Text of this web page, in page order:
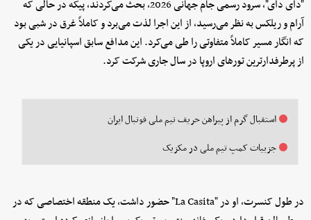
"دای دای"، سرود رسمی جام جهانی 2026، بحث می‌کردند، پیکه در حالی که
آرام و ریلکس به نظر می‌رسید، از این اجرا لذت می‌برد و کاملاً غرق در شبی بود
که انگار مسیر کاملاً متفاوتی را طی می‌کرد. این مدافع سابق اسپانیایی در یکی
از پرطرفدارترین تورهای اروپا در سال جاری شرکت کرد.
استقبال گرم از پیراهن حریف تیم ملی فوتبال ایران
جزییات کمپ تیم ملی در مکزیک
در طول کنسرت، او در "La Casita" حضور داشت، یک منطقه اختصاصی که در